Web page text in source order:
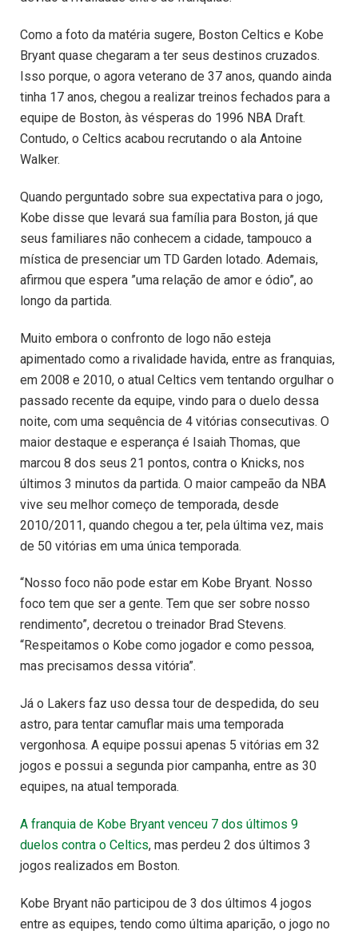
Como a foto da matéria sugere, Boston Celtics e Kobe
Bryant quase chegaram a ter seus destinos cruzados.
Isso porque, o agora veterano de 37 anos, quando ainda
tinha 17 anos, chegou a realizar treinos fechados para a
equipe de Boston, às vésperas do 1996 NBA Draft.
Contudo, o Celtics acabou recrutando o ala Antoine
Walker.
Quando perguntado sobre sua expectativa para o jogo,
Kobe disse que levará sua família para Boston, já que
seus familiares não conhecem a cidade, tampouco a
mística de presenciar um TD Garden lotado. Ademais,
afirmou que espera ”uma relação de amor e ódio”, ao
longo da partida.
Muito embora o confronto de logo não esteja
apimentado como a rivalidade havida, entre as franquias,
em 2008 e 2010, o atual Celtics vem tentando orgulhar o
passado recente da equipe, vindo para o duelo dessa
noite, com uma sequência de 4 vitórias consecutivas. O
maior destaque e esperança é Isaiah Thomas, que
marcou 8 dos seus 21 pontos, contra o Knicks, nos
últimos 3 minutos da partida. O maior campeão da NBA
vive seu melhor começo de temporada, desde
2010/2011, quando chegou a ter, pela última vez, mais
de 50 vitórias em uma única temporada.
“Nosso foco não pode estar em Kobe Bryant. Nosso
foco tem que ser a gente. Tem que ser sobre nosso
rendimento”, decretou o treinador Brad Stevens.
“Respeitamos o Kobe como jogador e como pessoa,
mas precisamos dessa vitória”.
Já o Lakers faz uso dessa tour de despedida, do seu
astro, para tentar camuflar mais uma temporada
vergonhosa. A equipe possui apenas 5 vitórias em 32
jogos e possui a segunda pior campanha, entre as 30
equipes, na atual temporada.
A franquia de Kobe Bryant venceu 7 dos últimos 9
duelos contra o Celtics, mas perdeu 2 dos últimos 3
jogos realizados em Boston.
Kobe Bryant não participou de 3 dos últimos 4 jogos
entre as equipes, tendo como última aparição, o jogo no